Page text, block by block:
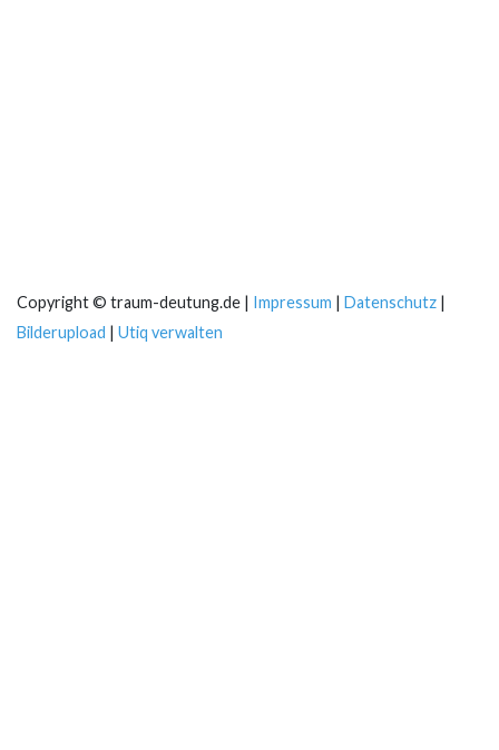
Copyright © traum-deutung.de | Impressum | Datenschutz |
Bilderupload | Utiq verwalten